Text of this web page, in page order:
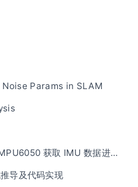
Params in SLAM
通过 Arduino 从 MPU6050 获取 IMU 数据进行姿态解算，并利用 Processing 进行三维姿态显示
导及代码实现